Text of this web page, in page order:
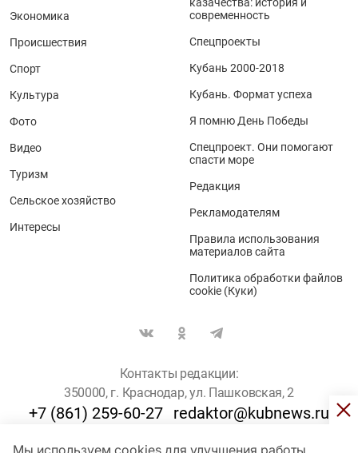
Мы используем cookies для улучшения работы
Экономика
Происшествия
Спорт
Культура
Фото
Видео
Туризм
Сельское хозяйство
Интересы
современность
Спецпроекты
Кубань 2000-2018
Кубань. Формат успеха
Я помню День Победы
Спецпроект. Они помогают
спасти море
Редакция
Рекламодателям
Правила использования
материалов сайта
Политика обработки файлов
cookie (Куки)
Контакты редакции:
350000, г. Краснодар, ул. Пашковская, 2
+7 (861) 259-60-27 redaktor@kubnews.ru